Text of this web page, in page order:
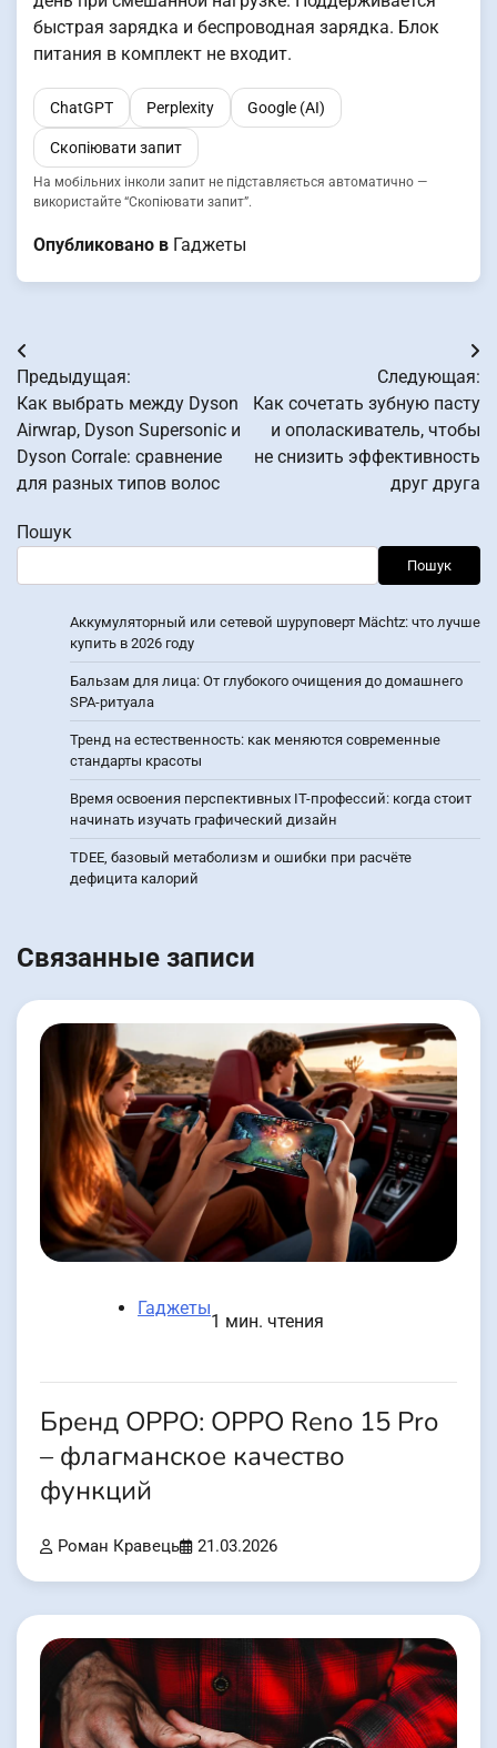
быстрая зарядка и беспроводная зарядка. Блок
питания в комплект не входит.
ChatGPT Perplexity Google (AI)
Скопіювати запит
На мобільних інколи запит не підставляється автоматично —
використайте “Скопіювати запит”.
Опубликовано в Гаджеты
Навигация
по
записям
Предыдущая:
Как выбрать между Dyson
Airwrap, Dyson Supersonic и
Dyson Corrale: сравнение
для разных типов волос
Следующая:
Как сочетать зубную пасту
и ополаскиватель, чтобы
не снизить эффективность
друг друга
Пошук
Пошук
Аккумуляторный или сетевой шуруповерт Mächtz: что лучше
купить в 2026 году
Бальзам для лица: От глубокого очищения до домашнего
SPA-ритуала
Тренд на естественность: как меняются современные
стандарты красоты
Время освоения перспективных IT-профессий: когда стоит
начинать изучать графический дизайн
TDEE, базовый метаболизм и ошибки при расчёте
дефицита калорий
Связанные записи
Гаджеты
1 мин. чтения
Бренд OPPO: OPPO Reno 15 Pro
– флагманское качество
функций
Роман Кравець 21.03.2026